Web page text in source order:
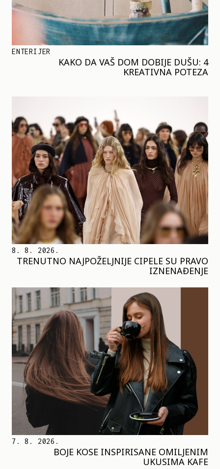
ENTERIJER
KAKO DA VAŠ DOM DOBIJE DUŠU: 4
KREATIVNA POTEZA
8. 8. 2026.
TRENUTNO NAJPOŽELJNIJE CIPELE SU PRAVO
IZNENAĐENJE
7. 8. 2026.
BOJE KOSE INSPIRISANE OMILJENIM
UKUSIMA KAFE